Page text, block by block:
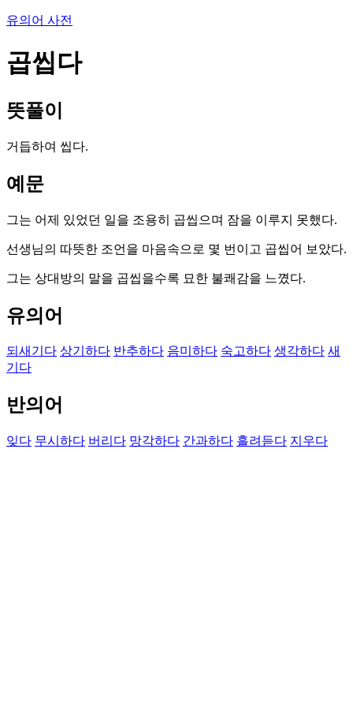
유의어 사전
곱씹다
뜻풀이
거듭하여 씹다.
예문
그는 어제 있었던 일을 조용히 곱씹으며 잠을 이루지 못했다.
선생님의 따뜻한 조언을 마음속으로 몇 번이고 곱씹어 보았다.
그는 상대방의 말을 곱씹을수록 묘한 불쾌감을 느꼈다.
유의어
되새기다 상기하다 반추하다 음미하다 숙고하다 생각하다 새
기다
반의어
잊다 무시하다 버리다 망각하다 간과하다 흘려듣다 지우다